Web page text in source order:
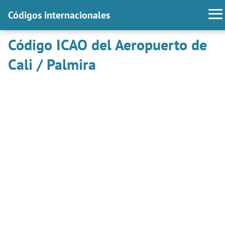
Códigos internacionales
Código ICAO del Aeropuerto de
Cali / Palmira